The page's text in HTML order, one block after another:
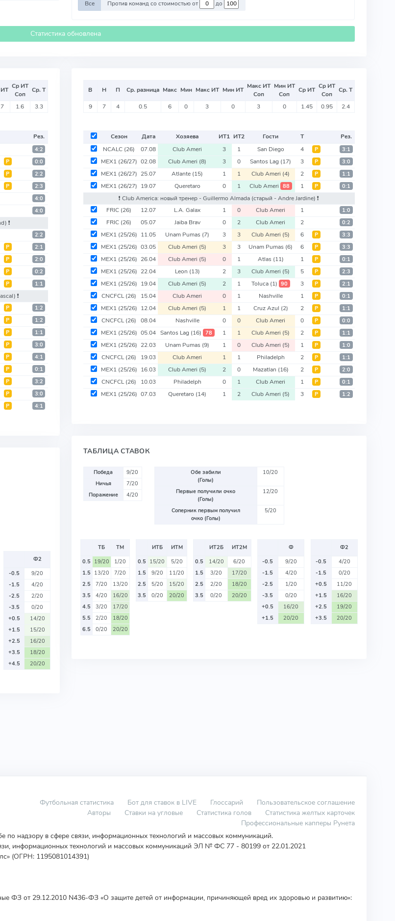
Все Против команд со стоимостью от до
Статистика обновлена
Ср ИТ
Соп
Ср. Т
1.6 3.3
Рез.
4:2
Р 0:0
Р 2:2
Р 2:3
4:0
4:0
❗️
2:2
Р 2:1
Р 2:0
Р 0:2
Р 1:1
❗️
Р 1:2
Р 1:2
Р 1:1
Р 3:0
Р 4:1
Р 0:1
Р 3:2
Р 3:0
Р 4:1
Ф2
-0.5
9/20
-1.5
4/20
-2.5
2/20
-3.5
0/20
+0.5
14/20
+1.5
15/20
+2.5
16/20
+3.5
18/20
+4.5
20/20
В Н П Ср. разница Макс Мин Макс ИТ Мин ИТ Макс ИТ
Соп
Мин ИТ
Соп
Ср ИТ Ср ИТ
Соп
Ср. Т
9 7 4 0.5 6 0 3 0 3 0 1.45 0.95 2.4
Сезон Дата Хозяева ИТ1 ИТ2 Гости Т
Рез.
NCALC (26) 07.08 Club Ameri 3 1 San Diego 4 Р 3:1
MEX1 (26/27) 02.08 Club Ameri (8) 3 0 Santos Lag (17) 3 Р 3:0
MEX1 (26/27) 25.07 Atlante (15) 1 1 Club Ameri (4) 2 Р 1:1
MEX1 (26/27) 19.07 Queretaro 0 1 Club Ameri 88 1 Р 0:1
❗️ Club America: новый тренер - Guillermo Almada (старый - Andre Jardine) ❗️
FRIC (26) 12.07 L.A. Galax 1 0 Club Ameri 1 1:0
FRIC (26) 05.07 Jaiba Brav 0 2 Club Ameri 2 0:2
MEX1 (25/26) 11.05 Unam Pumas (7) 3 3 Club Ameri (5) 6 Р 3:3
MEX1 (25/26) 03.05 Club Ameri (5) 3 3 Unam Pumas (6) 6 Р 3:3
MEX1 (25/26) 26.04 Club Ameri (5) 0 1 Atlas (11) 1 Р 0:1
MEX1 (25/26) 22.04 Leon (13) 2 3 Club Ameri (5) 5 Р 2:3
MEX1 (25/26) 19.04 Club Ameri (5) 2 1 Toluca (1) 90 3 Р 2:1
CNCFCL(26) 15.04 Club Ameri 0 1 Nashville 1 Р 0:1
MEX1 (25/26) 12.04 Club Ameri (5) 1 1 Cruz Azul (2) 2 Р 1:1
CNCFCL(26) 08.04 Nashville 0 0 Club Ameri 0 Р 0:0
MEX1 (25/26) 05.04 Santos Lag (16) 78 1 1 Club Ameri (5) 2 Р 1:1
MEX1 (25/26) 22.03 Unam Pumas (9) 1 0 Club Ameri (5) 1 Р 1:0
CNCFCL(26) 19.03 Club Ameri 1 1 Philadelph 2 Р 1:1
MEX1 (25/26) 16.03 Club Ameri (5) 2 0 Mazatlan (16) 2 Р 2:0
CNCFCL(26) 10.03 Philadelph 0 1 Club Ameri 1 Р 0:1
MEX1 (25/26) 07.03 Queretaro (14) 1 2 Club Ameri (5) 3 Р 1:2
ТАБЛИЦА СТАВОК
Победа
9/20
Ничья
7/20
Поражение
4/20
Обе забили
(Голы)
10/20
Первые получили очко
(Голы)
12/20
Соперник первым получил
очко (Голы)
5/20
ТБ
ТМ
0.5 19/20
1/20
1.5 13/20
7/20
2.5
7/20
13/20
3.5
4/20
16/20
4.5
3/20
17/20
5.5
2/20
18/20
6.5
0/20 20/20
ИТБ
ИТМ
0.5 15/20
5/20
1.5
9/20
11/20
2.5
5/20
15/20
3.5
0/20 20/20
ИТ2Б
ИТ2М
0.5
14/20
6/20
1.5
3/20
17/20
2.5
2/20
18/20
3.5
0/20 20/20
Ф
-0.5
9/20
-1.5
4/20
-2.5
1/20
-3.5
0/20
+0.5
16/20
+1.5
20/20
Ф2
-0.5
4/20
-1.5
0/20
+0.5
11/20
+1.5
16/20
+2.5
19/20
+3.5
20/20
Футбольная статистика Бот для ставок в LIVE Глоссарий
Пользовательское соглашение
Авторы
Ставки на угловые Статистика голов
Статистика желтых карточек
Профессиональные капперы Рунета
по надзору в сфере связи, информационных технологий и массовых коммуникаций.
информационных технологий и массовых коммуникаций ЭЛ № ФС 77 - 80199 от 22.01.2021
(ОГРН: 1195081014391)
ФЗ от 29.12.2010 N436-ФЗ «О защите детей от информации, причиняющей вред их здоровью и развитию»: